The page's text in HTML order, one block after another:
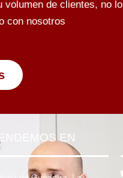
volumen de clientes, no lo
con nosotros
EN